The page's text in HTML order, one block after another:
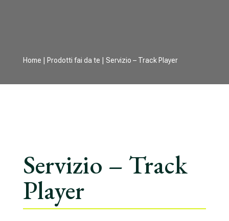
Home Prodotti fai da te | Servizio – Track Player
Servizio – Track
Player